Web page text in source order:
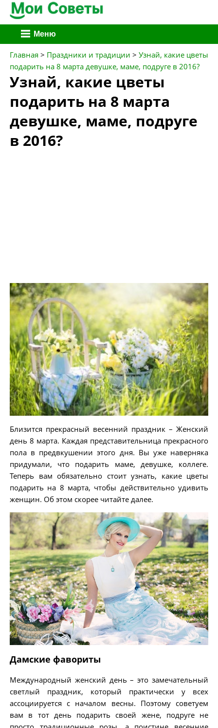
Перейти
к
содержимому
Меню
Главная > Праздники и традиции > Узнай, какие цветы
подарить на 8 марта девушке, маме, подруге в 2016?
Узнай, какие цветы
подарить на 8 марта
девушке, маме, подруге
в 2016?
Близится прекрасный весенний праздник – Женский
день 8 марта. Каждая представительница прекрасного
пола в предвкушении этого дня. Вы уже наверняка
придумали, что подарить маме, девушке, коллеге.
Теперь вам обязательно стоит узнать, какие цветы
подарить на 8 марта, чтобы действительно удивить
женщин. Об этом скорее читайте далее.
Дамские фавориты
Международный женский день – это замечательный
светлый праздник, который практически у всех
ассоциируется с началом весны. Поэтому советуем
вам в тот день подарить своей жене, подруге не